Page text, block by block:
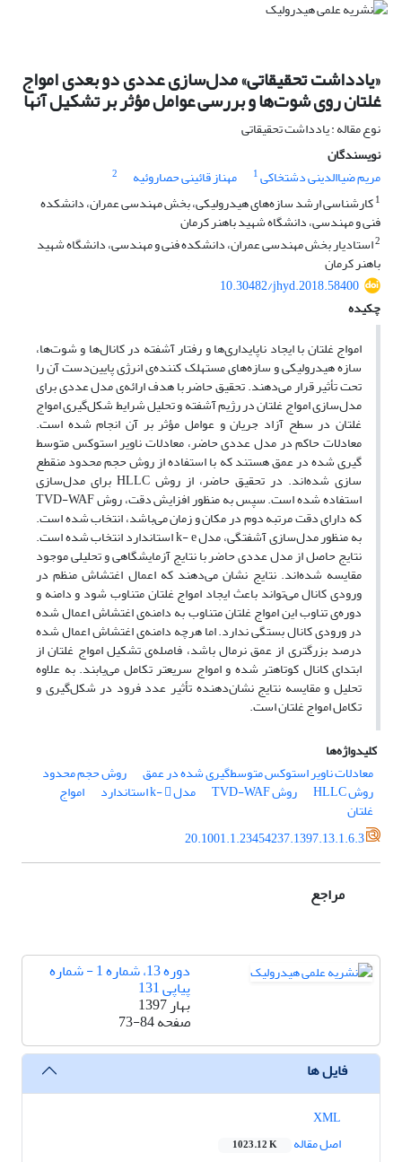
«یادداشت تحقیقاتی» مدل‌سازی عددی دو بعدی امواج
غلتان روی شوت‌ها و بررسی عوامل مؤثر بر تشکیل آنها
نوع مقاله : یادداشت تحقیقاتی
نویسندگان
مریم ضیاالدینی دشتخاکی1 مهناز قائینی حصاروئیه
2
1کارشناسی ارشد سازه‌های هیدرولیکی، بخش مهندسی عمران، دانشکده
فنی و مهندسی، دانشگاه شهید باهنر کرمان
2استادیار بخش مهندسی عمران، دانشکده فنی و مهندسی، دانشگاه شهید
باهنر کرمان
10.30482/jhyd.2018.58400
چکیده
امواج غلتان با ایجاد ناپایداری‌ها و رفتار آشفته در کانال‌ها و شوت‌ها،
سازه‌ هیدرولیکی و سازه‌های مستهلک کننده‌ی انرژی پایین‌دست آن را
تحت تأثیر قرار می‌دهند. تحقیق حاضر با هدف ارائه‌ی مدل عددی برای
مدل‌سازی امواج غلتان در رژیم آشفته و تحلیل شرایط شکل‌گیری امواج
غلتان در سطح آزاد جریان و عوامل مؤثر بر آن انجام شده است.
معادلات حاکم در مدل عددی حاضر، معادلات ناویر استوکس متوسط
گیری شده در عمق هستند که با استفاده از روش حجم محدود منقطع
سازی شده‌اند. در تحقیق حاضر، از روش HLLC برای مدل‌سازی
استفاده شده است. سپس به منظور افزایش دقت، روش TVD-WAF
که دارای دقت مرتبه دوم در مکان و زمان می‌باشد، انتخاب شده است.
به منظور مدل‌سازی آشفتگی، مدل k- e استاندارد انتخاب شده است.
نتایج حاصل از مدل عددی حاضر با نتایج آزمایشگاهی و تحلیلی موجود
مقایسه شده‌اند. نتایج نشان می‌دهند که اعمال اغتشاش منظم در
ورودی کانال می‌تواند باعث ایجاد امواج غلتان متناوب شود و دامنه و
دوره‌ی تناوب این امواج غلتان متناوب به دامنه‌ی اغتشاش اعمال شده
در ورودی کانال بستگی ندارد. اما هرچه دامنه‌ی اغتشاش اعمال شده
درصد بزرگتری از عمق نرمال باشد، فاصله‌ی تشکیل امواج غلتان از
ابتدای کانال کوتاهتر شده و امواج سریعتر تکامل می‌یابند. به علاوه
تحلیل و مقایسه نتایج نشان‌دهنده تأثیر عدد فرود در شکل‌گیری و
تکامل امواج غلتان است.
کلیدواژه‌ها
معادلات ناویر استوکس متوسط‌گیری شده در عمق
روش حجم محدود
روش HLLC روش TVD-WAF مدل k-  استاندارد امواج
غلتان
20.1001.1.23454237.1397.13.1.6.3
مراجع
دوره 13، شماره 1 - شماره
پیاپی 131
بهار 1397
صفحه73-84
فایل ها
اصل مقاله
1023.12 K